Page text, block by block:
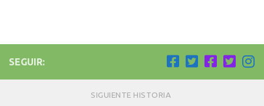
SEGUIR:
SIGUIENTE HISTORIA